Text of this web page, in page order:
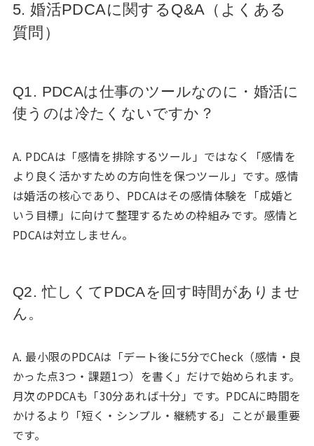
5. 婚活PDCAに関するQ&A（よくある
質問）
Q1. PDCAは仕事のツールなのに・婚活に
使うのは冷たくないですか？
A. PDCAは「感情を排除するツール」ではなく「感情を
より良く活かすための方向性を保つツール」です。感情
は婚活の核心であり、PDCAはその感情体験を「成婚と
いう目標」に向けて整理するための枠組みです。感情と
PDCAは対立しません。
Q2. 忙しくてPDCAを回す時間がありませ
ん。
A. 最小限のPDCAは「デート後に5分でCheck（感情・良
かった点3つ・課題1つ）を書く」だけで始められます。
月次のPDCAも「30分あれば十分」です。PDCAに時間を
かけるより「短く・シンプル・継続する」ことが最重要
です。